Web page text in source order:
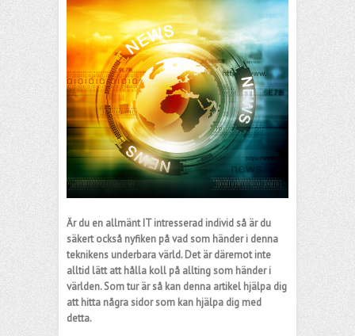
Är du en allmänt IT intresserad individ så är du
säkert också nyfiken på vad som händer i denna
teknikens underbara värld. Det är däremot inte
alltid lätt att hålla koll på allting som händer i
världen. Som tur är så kan denna artikel hjälpa dig
att hitta några sidor som kan hjälpa dig med
detta.